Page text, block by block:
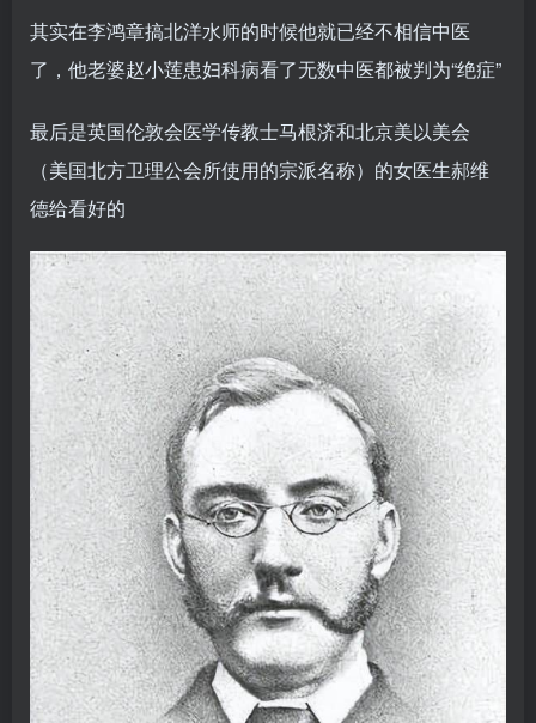
其实在李鸿章搞北洋水师的时候他就已经不相信中医
了，他老婆赵小莲患妇科病看了无数中医都被判为“绝症”
最后是英国伦敦会医学传教士马根济和北京美以美会
（美国北方卫理公会所使用的宗派名称）的女医生郝维
德给看好的